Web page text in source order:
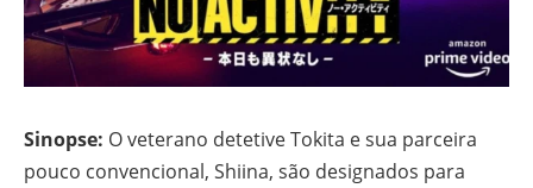
Sinopse: O veterano detetive Tokita e sua parceira
pouco convencional, Shiina, são designados para